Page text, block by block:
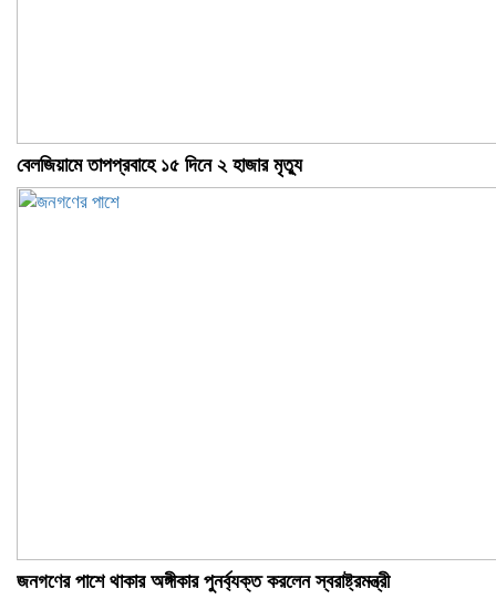
বেলজিয়ামে তাপপ্রবাহে ১৫ দিনে ২ হাজার মৃত্যু
জনগণের পাশে থাকার অঙ্গীকার পুনর্ব্যক্ত করলেন স্বরাষ্ট্রমন্ত্রী